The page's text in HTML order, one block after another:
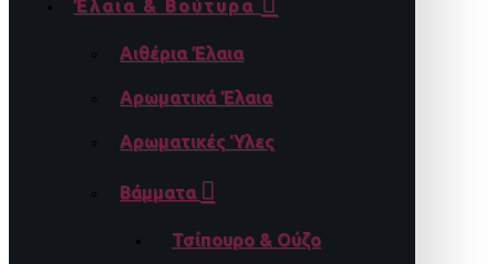
Έλαια & Βούτυρα
Αιθέρια Έλαια
Αρωματικά Έλαια
Αρωματικές Ύλες
Βάμματα
Τσίπουρο & Ούζο